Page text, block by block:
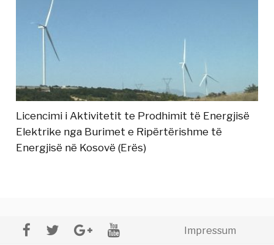
Licencimi i Aktivitetit te Prodhimit të Energjisë
Elektrike nga Burimet e Ripërtërishme të
Energjisë në Kosovë (Erës)
Impressum